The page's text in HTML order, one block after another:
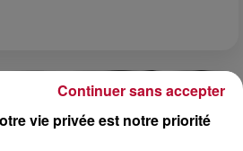
vie privée est notre priorité
Continuer sans accepter